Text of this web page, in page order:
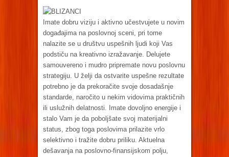
BLIZANCI
Imate dobru viziju i aktivno učestvujete u novim
događajima na poslovnoj sceni, pri tome
nalazite se u društvu uspešnih ljudi koji Vas
podstiču na kreativno izražavanje. Delujete
samouvereno i mudro pripremate novu poslovnu
strategiju. U želji da ostvarite uspešne rezultate
potrebno je da prekoračite svoje dosadašnje
standarde, naročito u nekim vidovima praktičnih
ili uslužnih delatnosti. Imate dovoljno energije i
stalo Vam je da poboljšate svoj materijalni
status, zbog toga poslovima prilazite vrlo
selektivno i tražite dobru priliku. Aktuelna
dešavanja na poslovno-finansijskom polju,